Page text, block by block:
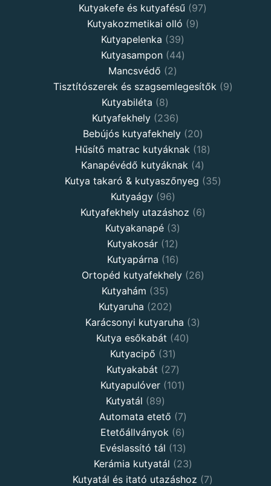
Kutyakefe és kutyafésű
97
Kutyakozmetikai olló
9
Kutyapelenka
39
Kutyasampon
44
Mancsvédő
2
Tisztítószerek és szagsemlegesítők
9
Kutyabiléta
8
Kutyafekhely
236
Bebújós kutyafekhely
20
Hűsítő matrac kutyáknak
18
Kanapévédő kutyáknak
4
Kutya takaró & kutyaszőnyeg
35
Kutyaágy
96
Kutyafekhely utazáshoz
6
Kutyakanapé 3
Kutyakosár 12
Kutyapárna
16
Ortopéd kutyafekhely
26
Kutyahám
35
Kutyaruha
202
Karácsonyi kutyaruha
3
Kutya esőkabát
40
Kutyacipő
31
Kutyakabát
27
Kutyapulóver 101
Kutyatál
89
Automata etető
7
Etetőállványok
6
Evéslassító tál
13
Kerámia kutyatál
23
Kutyatál és itató utazáshoz
7